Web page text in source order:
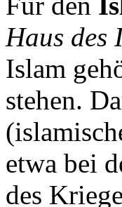
Haus des
Islam
stehen.
etwa bei
des